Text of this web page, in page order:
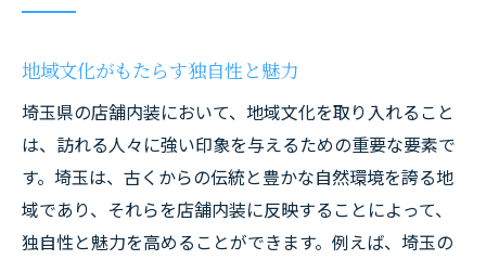
地域文化がもたらす独自性と魅力
埼玉県の店舗内装において、地域文化を取り入れること
は、訪れる人々に強い印象を与えるための重要な要素で
す。埼玉は、古くからの伝統と豊かな自然環境を誇る地
域であり、それらを店舗内装に反映することによって、
独自性と魅力を高めることができます。例えば、埼玉の